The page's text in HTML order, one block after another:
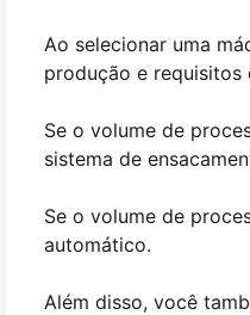
Ao selecionar uma
produção e requisitos
Se o volume de
sistema de
Se o volume de
automático.
Além disso, você